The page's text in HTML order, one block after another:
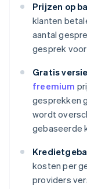
Prijzen op
klanten
aantal
gesprek
Gratis
freemium
gesprekken
wordt
gebaseerde
kosten per
providers